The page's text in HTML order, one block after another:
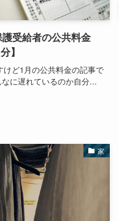
受給者の公共料金
】
けど1月の公共料金の記事で
に遅れているのか自分...
家